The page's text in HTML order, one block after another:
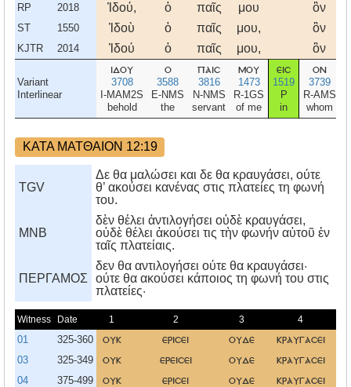
RP 2018 Ἰδού, ὁ παῖς μου ὃν
ST 1550 Ἰδοὺ ὁ παῖς μου, ὃν
KJTR 2014 Ἰδού ὁ παῖς μου, ὃν
Variant
Interlinear
ιδου
3708
I-MAM2S
behold
ο
3588
E-NMS
the
παισ
3816
N-NMS
servant
μου
1473
R-1GS
of me
εισ
1519
P
in
ον
3739
R-AMS
whom
ΚΑΤΑ ΜΑΤΘΑΙΟΝ 12:19
TGV
Δε θα μαλώσει και δε θα κραυγάσει, ούτε
θ’ ακούσει κανένας στις πλατείες τη φωνή
του.
MNB
δὲν θέλει ἀντιλογήσει οὐδὲ κραυγάσει,
οὐδὲ θέλει ἀκούσει τις τὴν φωνήν αὐτοῦ ἐν
ταῖς πλατείαις.
ΠΕΡΓΑΜΟΣ
δεν θα αντιλογήσει ούτε θα κραυγάσει·
ούτε θα ακούσει κάποιος τη φωνή του στις
πλατείες·
Witness Date 1 2 3 4
01 325-360 ουκ ερισει ουδε κραυγασει
03 325-349 ουκ ερεισει ουδε κραυγασει
04 375-499 ουκ ερισει ουδε κραυγασει